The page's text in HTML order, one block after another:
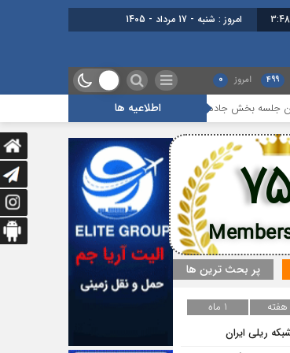
امروز : شنبه - 17 مرداد - 1405
499 امروز 0
اطلاعیه ها ای برگزار شد گزارشی از آخرین جلسه بخش گمرک ،
پر بحث ترین ها
1 ماه
ریلی ایران